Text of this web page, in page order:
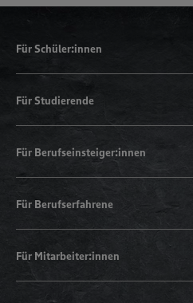
Für Schüler:innen
Für Studierende
Für Berufseinsteiger:innen
Für Berufserfahrene
Für Mitarbeiter:innen